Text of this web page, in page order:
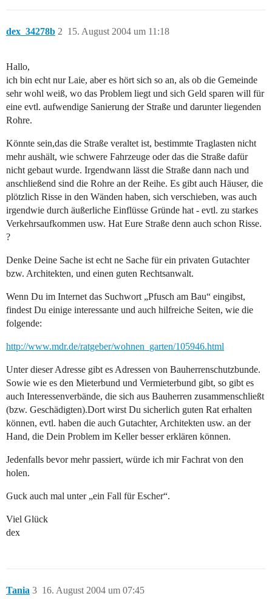
dex_34278b 15. August 2004 um 11:18
2
Hallo,
ich bin echt nur Laie, aber es hört sich so an, als ob die Gemeinde
sehr wohl weiß, wo das Problem liegt und sich Geld sparen will für
eine evtl. aufwendige Sanierung der Straße und darunter liegenden
Rohre.
Könnte sein,das die Straße veraltet ist, bestimmte Traglasten nicht
mehr aushält, wie schwere Fahrzeuge oder das die Straße dafür
nicht gebaut wurde. Irgendwann lässt die Straße dann nach und
anschließend sind die Rohre an der Reihe. Es gibt auch Häuser, die
plötzlich Risse in den Wänden haben, sich verschieben, was auch
irgendwie durch äußerliche Einflüsse Gründe hat - evtl. zu starkes
Verkehrsaufkommen usw. Hat Eure Straße denn auch schon Risse.
?
Denke Deine Sache ist echt ne Sache für ein privaten Gutachter
bzw. Architekten, und einen guten Rechtsanwalt.
Wenn Du im Internet das Suchwort „Pfusch am Bau“ eingibst,
findest Du einige interessante und auch hilfreiche Seiten, wie die
folgende:
http://www.mdr.de/ratgeber/wohnen_garten/105946.html
Unter dieser Adresse gibt es Adressen von Bauherrenschutzbunde.
Sowie wie es den Mieterbund und Vermieterbund gibt, so gibt es
auch Interessenverbände, die sich aus Bauherren zusammenschließt
(bzw. Geschädigten).Dort wirst Du sicherlich guten Rat erhalten
können, evtl. haben die auch Gutachter, Architekten usw. an der
Hand, die Dein Problem im Keller besser erklären können.
Jedenfalls bevor mehr passiert, würde ich mir Fachrat von den
holen.
Guck auch mal unter „ein Fall für Escher“.
Viel Glück
dex
Tania 16. August 2004 um 07:45
3